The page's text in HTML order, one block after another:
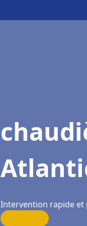
Intervention rapide et